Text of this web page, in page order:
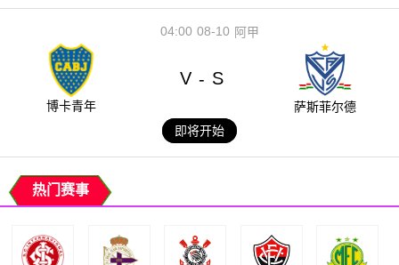
08-10
04:00 阿甲
博卡青年
V - S
萨斯菲尔德
即将开始
热门赛事